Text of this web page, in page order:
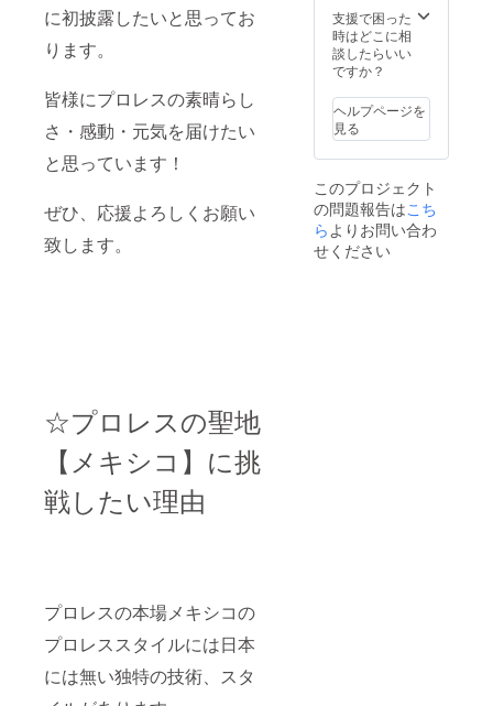
に初披露したいと思ってお
ります。
皆様にプロレスの素晴らし
さ・感動・元気を届けたい
と思っています！
ぜひ、応援よろしくお願い
致します。
☆プロレスの聖地
【メキシコ】に挑
戦したい理由
プロレスの本場メキシコの
プロレススタイルには日本
には無い独特の技術、スタ
支援で困った
時はどこに相
談したらいい
ですか？
ヘルプページを
見る
このプロジェクト
の問題報告はこち
らよりお問い合わ
せください